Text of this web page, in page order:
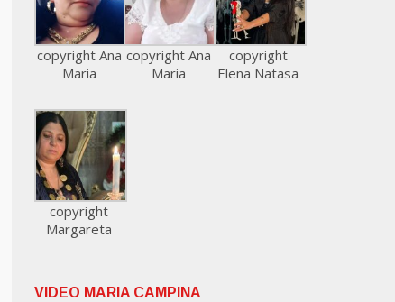
copyright Ana
Maria
copyright Ana
Maria
copyright
Elena Natasa
copyright
Margareta
VIDEO MARIA CAMPINA